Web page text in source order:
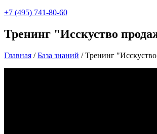
+7 (495) 741-80-60
Тренинг "Исскуство
Главная /База знаний /Тренинг